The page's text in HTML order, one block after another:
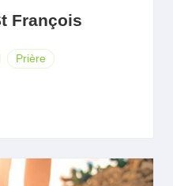
François
Prière